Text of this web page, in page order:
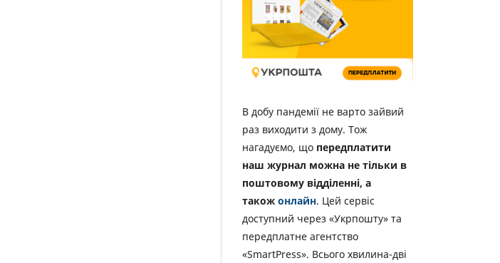
В добу пандемії не варто зайвий
раз виходити з дому. Тож
нагадуємо, що передплатити
наш журнал можна не тільки в
поштовому відділенні, а
також онлайн. Цей сервіс
доступний через «Укрпошту» та
передплатне агентство
«SmartPress». Всього хвилина-дві